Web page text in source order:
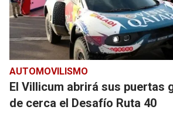
AUTOMOVILISMO
El Villicum abrirá sus puertas
de cerca el Desafío Ruta 40